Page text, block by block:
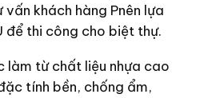
khách hàng Pnên lựa
để thi công cho biệt thự.
làm từ chất liệu nhựa cao
tính bền, chống ẩm,